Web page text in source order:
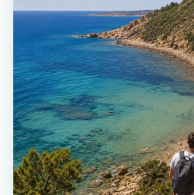
ancestrale Patrimoine : la